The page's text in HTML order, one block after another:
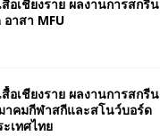
อเชียงราย ผลงานการสกรีน
อาสา MFU
อเชียงราย ผลงานการสกรีน
าคมกีฬาสกีและสโนว์บอร์ด
เทศไทย